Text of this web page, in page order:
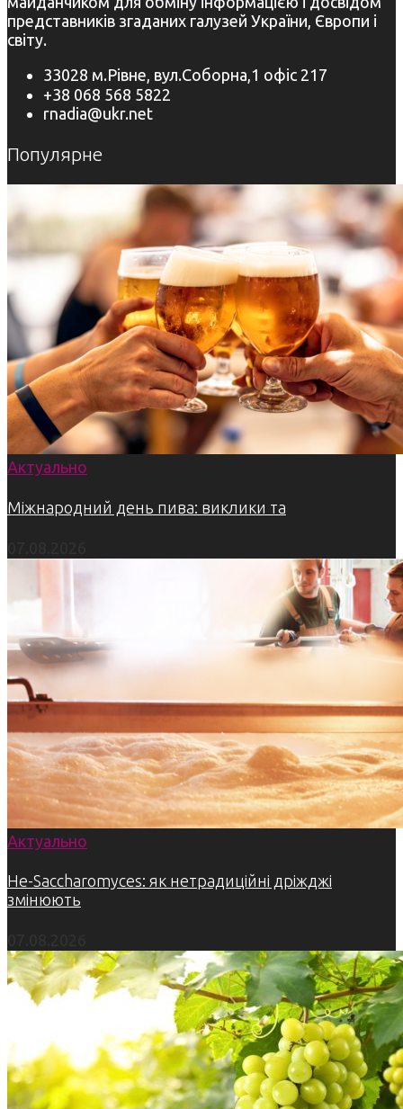
представників згаданих галузей України, Європи і
світу.
33028 м.Рівне, вул.Соборна,1 офіс 217
+38 068 568 5822
rnadia@ukr.net
Популярне
Актуально
Міжнародний день пива: виклики та
Актуально
Не-Saccharomyces: як нетрадиційні дріжджі
змінюють